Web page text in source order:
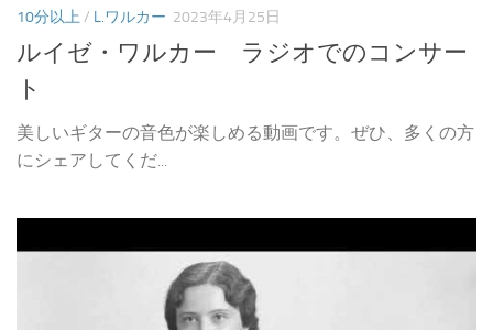
10分以上 / L.ワルカー 2023年4月25日
ルイゼ・ワルカー ラジオでのコンサー
ト
美しいギターの音色が楽しめる動画です。ぜひ、多くの方
にシェアしてくだ...